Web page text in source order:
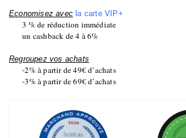
Economisez avec la carte VIP+
3 % de réduction immédiate
un cashback de 4 à 6%
Regroupez vos achats
-2% à partir de 49€ d’achats
-3% à partir de 69€ d’achats